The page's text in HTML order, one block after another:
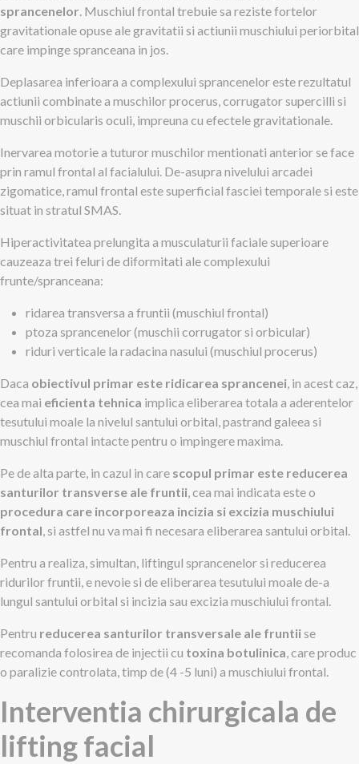
sprancenelor. Muschiul frontal trebuie sa reziste fortelor
gravitationale opuse ale gravitatii si actiunii muschiului periorbital
care impinge spranceana in jos.
Deplasarea inferioara a complexului sprancenelor este rezultatul
actiunii combinate a muschilor procerus, corrugator supercilli si
muschii orbicularis oculi, impreuna cu efectele gravitationale.
Inervarea motorie a tuturor muschilor mentionati anterior se face
prin ramul frontal al facialului. De-asupra nivelului arcadei
zigomatice, ramul frontal este superficial fasciei temporale si este
situat in stratul SMAS.
Hiperactivitatea prelungita a musculaturii faciale superioare
cauzeaza trei feluri de diformitati ale complexului
frunte/spranceana:
ridarea transversa a fruntii (muschiul frontal)
ptoza sprancenelor (muschii corrugator si orbicular)
riduri verticale la radacina nasului (muschiul procerus)
Daca obiectivul primar este ridicarea sprancenei, in acest caz,
cea mai eficienta tehnica implica eliberarea totala a aderentelor
tesutului moale la nivelul santului orbital, pastrand galeea si
muschiul frontal intacte pentru o impingere maxima.
Pe de alta parte, in cazul in care scopul primar este reducerea
santurilor transverse ale fruntii, cea mai indicata este o
procedura care incorporeaza incizia si excizia muschiului
frontal, si astfel nu va mai fi necesara eliberarea santului orbital.
Pentru a realiza, simultan, liftingul sprancenelor si reducerea
ridurilor fruntii, e nevoie si de eliberarea tesutului moale de-a
lungul santului orbital si incizia sau excizia muschiului frontal.
Pentru reducerea santurilor transversale ale fruntiise
recomanda folosirea de injectii cu toxina botulinica, care produc
o paralizie controlata, timp de (4 -5 luni) a muschiului frontal.
Interventia chirurgicala de
lifting facial